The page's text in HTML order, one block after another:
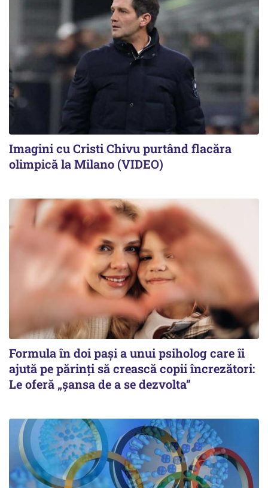
Imagini cu Cristi Chivu purtând flacăra
olimpică la Milano (VIDEO)
Formula în doi pași a unui psiholog care îi
ajută pe părinți să crească copii încrezători:
Le oferă „șansa de a se dezvolta”